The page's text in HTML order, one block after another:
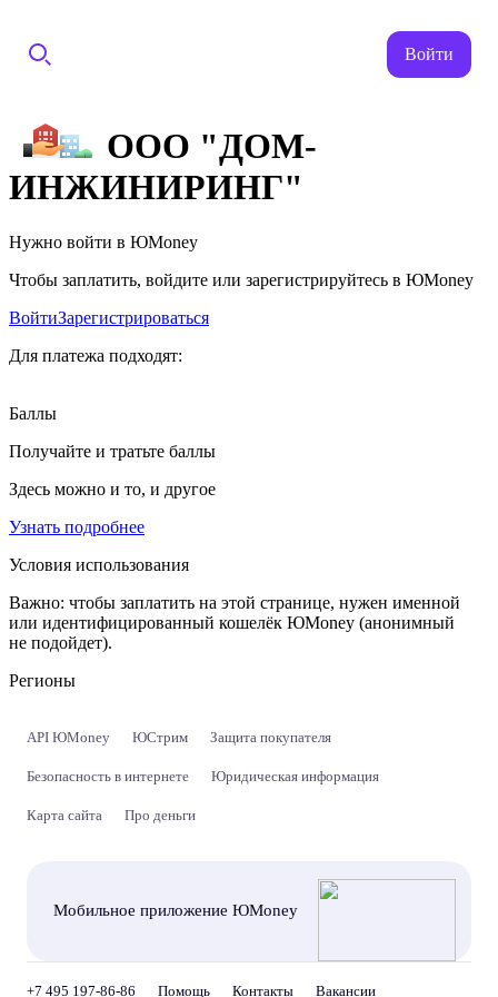
Войти
ООО "ДОМ-
ИНЖИНИРИНГ"
Нужно войти в ЮMoney
Чтобы заплатить, войдите или зарегистрируйтесь в ЮMoney
ВойтиЗарегистрироваться
Для платежа подходят:
Баллы
Получайте и тратьте баллы
Здесь можно и то, и другое
Узнать подробнее
Условия использования
Важно: чтобы заплатить на этой странице, нужен именной
или идентифицированный кошелёк ЮMoney (анонимный
не подойдет).
Регионы
API ЮMoney ЮСтрим Защита покупателя
Безопасность в интернете Юридическая информация
Карта сайта Про деньги
Мобильное приложение ЮMoney
+7 495 197-86-86 Помощь Контакты Вакансии